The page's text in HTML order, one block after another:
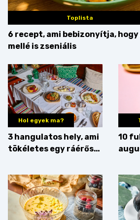
Toplista
6 recept, ami bebizonyítja,
mellé is zseniális
Hol egyek ma?
3 hangulatos hely, ami
tökéletes egy ráérős
10